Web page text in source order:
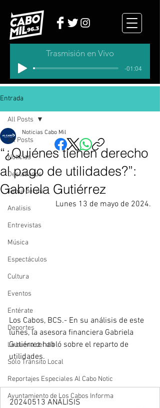
Trasmisión en Vivo
-01:04
Entrada
All Posts
Noticias
Destacados
Tema del dia
Analisis
Entrevistas
Música
Espectáculos
Cultura
Eventos
Entérate
Deportes
La buena del día
Sólo Tránsito Local
Reportajes Especiales Al Cabo Notic
Ayuntamiento de Los Cabos Informa
All Posts
“¿Quiénes tienen derecho
al pago de utilidades?”:
Gabriela Gutiérrez
Noticias Cabo Mil
Lunes 13 de mayo de 2024.
Los Cabos, BCS.- En su análisis de este
lunes, la asesora financiera Gabriela
Gutiérrez habló sobre el reparto de
utilidades.
20240513 ANÁLISIS